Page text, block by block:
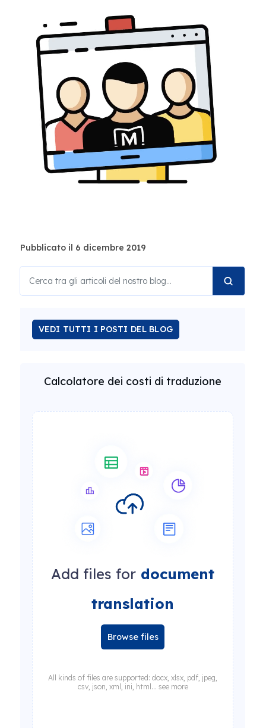
Pubblicato il 6 dicembre 2019
VEDI TUTTI I POSTI DEL BLOG
Calcolatore dei costi di traduzione
Add files for document
translation
Browse files
All kinds of files are supported: docx, xlsx, pdf, jpeg,
csv, json, xml, ini, html... see more